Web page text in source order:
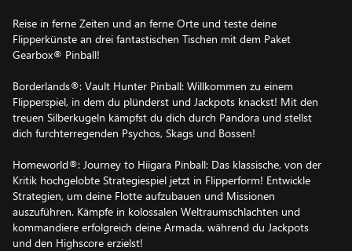
Reise in ferne Zeiten und an ferne Orte und teste deine
Flipperkünste an drei fantastischen Tischen mit dem Paket
Gearbox® Pinball!
Borderlands®: Vault Hunter Pinball: Willkommen zu einem
Flipperspiel, in dem du plünderst und Jackpots knackst! Mit den
treuen Silberkugeln kämpfst du dich durch Pandora und stellst
dich furchterregenden Psychos, Skags und Bossen!
Homeworld®: Journey to Hiigara Pinball: Das klassische, von der
Kritik hochgelobte Strategiespiel jetzt in Flipperform! Entwickle
Strategien, um deine Flotte aufzubauen und Missionen
auszuführen. Kämpfe in kolossalen Weltraumschlachten und
kommandiere erfolgreich deine Armada, während du Jackpots
und den Highscore erzielst!